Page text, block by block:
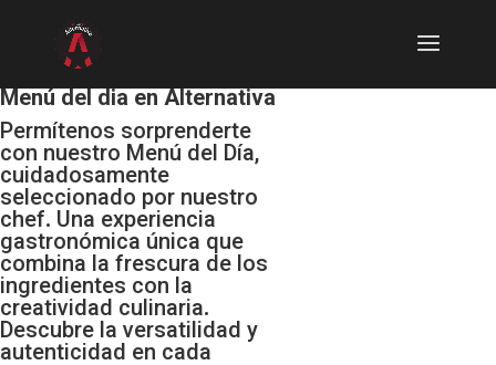
Menú del dia en Alternativa
Permítenos sorprenderte
con nuestro Menú del Día,
cuidadosamente
seleccionado por nuestro
chef. Una experiencia
gastronómica única que
combina la frescura de los
ingredientes con la
creatividad culinaria.
Descubre la versatilidad y
autenticidad en cada